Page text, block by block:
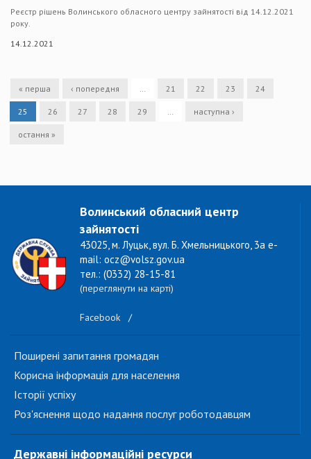
Реєстр рішень Волинського обласного центру зайнятості від 14.12.2021
року.
14.12.2021
« перша ‹ попередня … 21 22 23 24
25 26 27 28 29 … наступна ›
остання »
Волинський обласний центр
зайнятості
43025, м. Луцьк, вул. Б. Хмельницького, 3а e-
mail: ocz@volsz.gov.ua
тел.: (0332) 28-15-81
(переглянути на карті)
Facebook /
Поширені запитання громадян
Корисна інформація для населення
Історії успіху
Роз'яснення щодо надання послуг роботодавцям
Державні інформаційні ресурси